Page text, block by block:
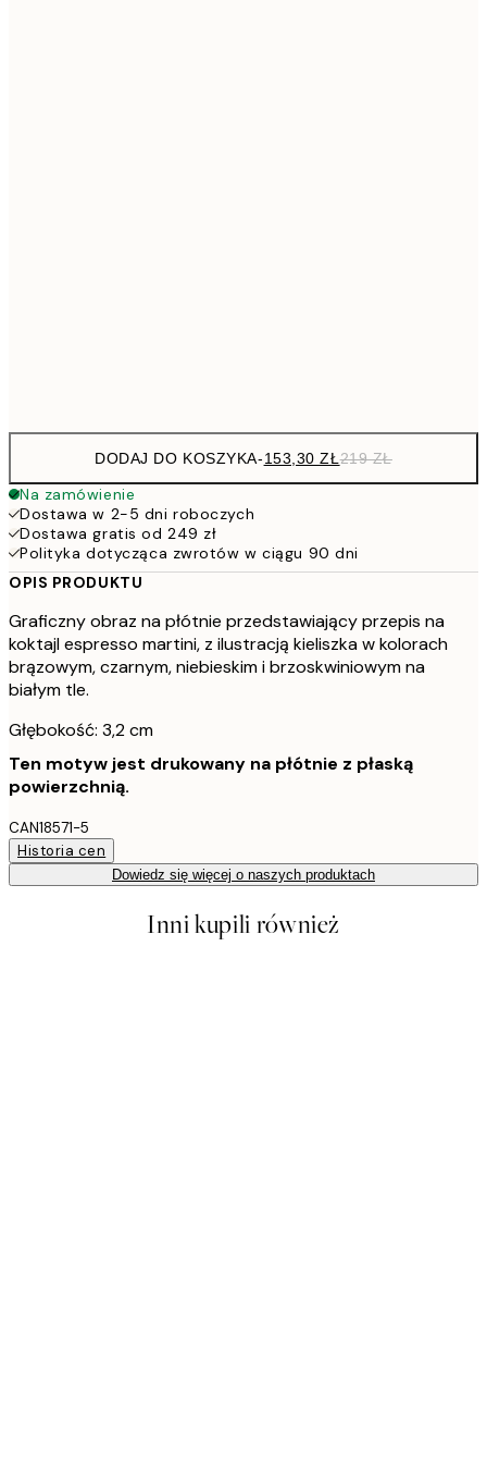
DODAJ DO KOSZYKA-153,30 ZŁ219 ZŁ
Na zamówienie
Dostawa w 2-5 dni roboczych
Dostawa gratis od 249 zł
Polityka dotycząca zwrotów w ciągu 90 dni
OPIS PRODUKTU
Graficzny obraz na płótnie przedstawiający przepis na
koktajl espresso martini, z ilustracją kieliszka w kolorach
brązowym, czarnym, niebieskim i brzoskwiniowym na
białym tle.
Głębokość: 3,2 cm
Ten motyw jest drukowany na płótnie z płaską
powierzchnią.
CAN18571-5
Historia cen
Dowiedz się więcej o naszych produktach
Inni kupili również